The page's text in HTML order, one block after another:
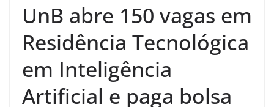
UnB abre 150 vagas em
Residência Tecnológica
em Inteligência
Artificial e paga bolsa